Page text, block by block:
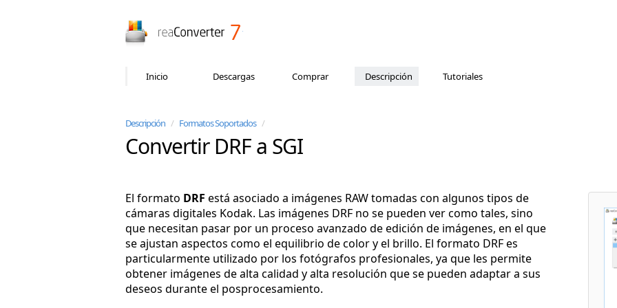
Inicio Descargas Comprar Descripción Tutoriales
Descripción / Formatos Soportados /
Convertir DRF a SGI
El formato DRF está asociado a imágenes RAW tomadas con algunos tipos de
cámaras digitales Kodak. Las imágenes DRF no se pueden ver como tales, sino
que necesitan pasar por un proceso avanzado de edición de imágenes, en el que
se ajustan aspectos como el equilibrio de color y el brillo. El formato DRF es
particularmente utilizado por los fotógrafos profesionales, ya que les permite
obtener imágenes de alta calidad y alta resolución que se pueden adaptar a sus
deseos durante el posprocesamiento.